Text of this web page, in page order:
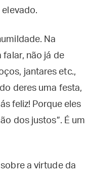
elevado.
Na
falar, não já de
jantares etc.,
deres uma festa,
feliz! Porque eles
dos justos”. É um
a virtude da